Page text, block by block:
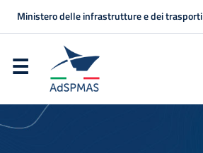
Ministero delle infrastrutture e dei trasporti